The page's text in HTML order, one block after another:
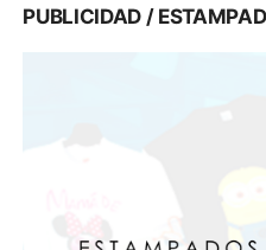
PUBLICIDAD /